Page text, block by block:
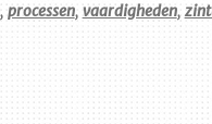
,processen, vaardigheden,